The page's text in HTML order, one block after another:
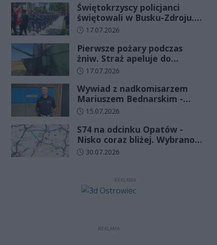
Świętokrzyscy policjanci
świętowali w Busku-Zdroju.
Czterdziestu nowych
ślubowanie
Data dodania artykułu:
17.07.2026
Pierwsze pożary podczas
żniw. Straż apeluje do
rolników o ostrożność
Data dodania artykułu:
17.07.2026
Wywiad z nadkomisarzem
Mariuszem Bednarskim -
Wydział Ruchu Drogowego
w Kielcach
Data dodania artykułu:
15.07.2026
S74 na odcinku Opatów -
Nisko coraz bliżej. Wybrano
wykonawcę kolejnego
Data dodania artykułu:
30.07.2026
REKLAMA
REKLAMA